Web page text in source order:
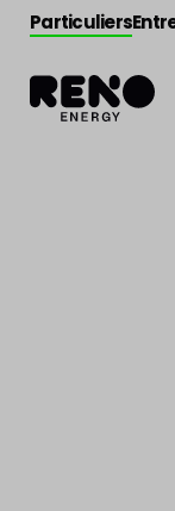
Particuliers